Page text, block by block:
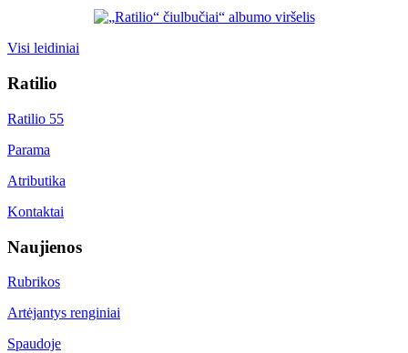
Visi leidiniai
Ratilio
Ratilio 55
Parama
Atributika
Kontaktai
Naujienos
Rubrikos
Artėjantys renginiai
Spaudoje